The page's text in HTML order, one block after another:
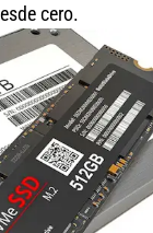
cero.